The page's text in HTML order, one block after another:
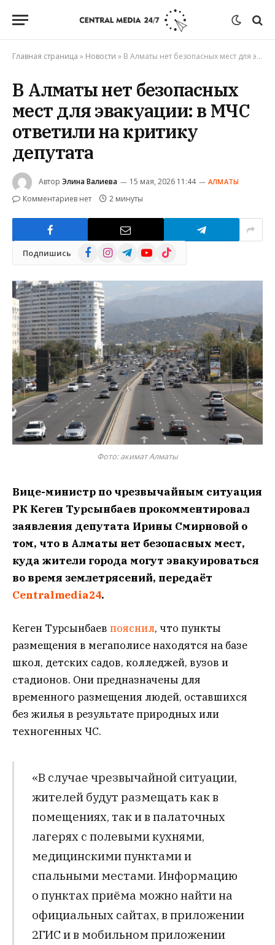
Главная страница » Новости » В Алматы нет безопасных мест для эвакуации: в МЧС ответили на критику депутата
В Алматы нет безопасных
мест для эвакуации: в МЧС
ответили на критику
депутата
Автор Элина Валиева 15 мая, 2026 11:44 АЛМАТЫ
Комментариев нет 2 минуты
Подпишись FacebookInstagramTelegramYouTube
TikTok
Фото: акимат Алматы
Вице-министр по чрезвычайным ситуация
РК Кеген Турсынбаев прокомментировал
заявления депутата Ирины Смирновой о
том, что в Алматы нет безопасных мест,
куда жители города могут эвакуироваться
во время землетрясений, передаёт
Centralmedia24.
Кеген Турсынбаев пояснил, что пункты
размещения в мегаполисе находятся на базе
школ, детских садов, колледжей, вузов и
стадионов. Они предназначены для
временного размещения людей, оставшихся
без жилья в результате природных или
техногенных ЧС.
«В случае чрезвычайной ситуации,
жителей будут размещать как в
помещениях, так и в палаточных
лагерях с полевыми кухнями,
медицинскими пунктами и
спальными местами. Информацию
о пунктах приёма можно найти на
официальных сайтах, в приложении
2ГИС и в мобильном приложении